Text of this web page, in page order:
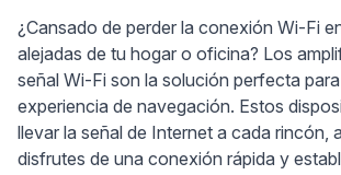
¿Cansado de perder la conexión Wi-Fi
alejadas de tu hogar o oficina? Los
señal Wi-Fi son la solución perfecta
experiencia de navegación. Estos
llevar la señal de Internet a cada rincón,
disfrutes de una conexión rápida y